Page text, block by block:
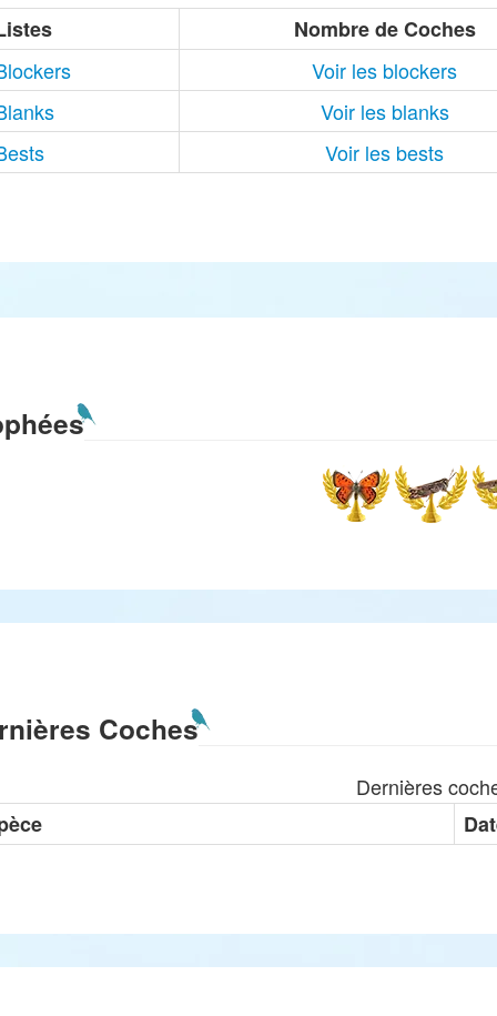
Nombre de Coches
Voir les blockers
Voir les blanks
Voir les bests
Coches
Dernières